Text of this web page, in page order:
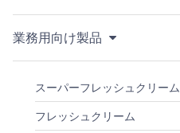
業務用向け製品
スーパーフレッシュクリーム
フレッシュクリーム